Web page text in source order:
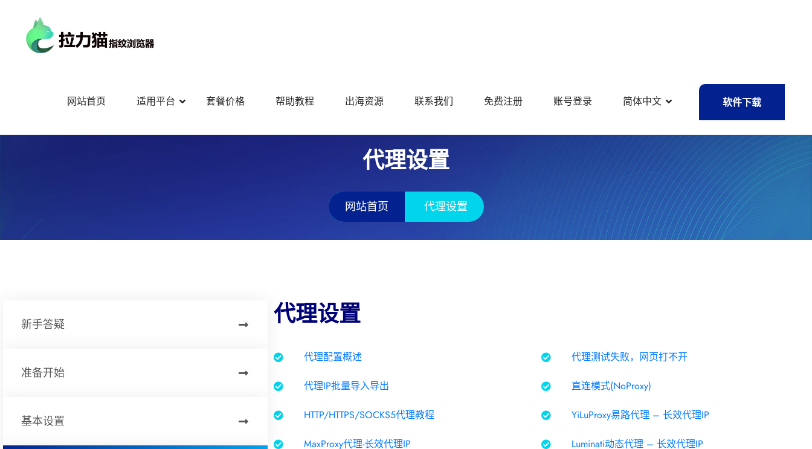
网站首页 适用平台 套餐价格 帮助教程 出海资源 联系我们 免费注册 账号登录 简体中文 软件下载
代理设置
网站首页 代理设置
新手答疑
准备开始
基本设置
代理设置
代理配置概述 代理测试失败，网页打不开
代理IP批量导入导出 直连模式(NoProxy)
HTTP/HTTPS/SOCKS5代理教程 YiLuProxy易路代理 – 长效代理IP
MaxProxy代理-长效代理IP Luminati动态代理 – 长效代理IP